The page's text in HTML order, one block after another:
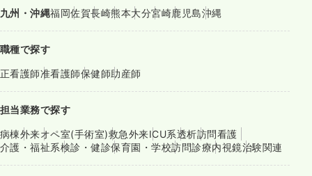
九州・沖縄福岡佐賀長崎熊本大分宮崎鹿児島沖縄
職種で探す
正看護師准看護師保健師助産師
担当業務で探す
病棟外来オペ室(手術室)救急外来ICU系透析訪問看護
介護・福祉系検診・健診保育園・学校訪問診療内視鏡治験関連